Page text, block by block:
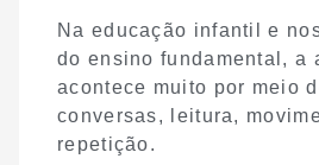
Na educação infantil e
do ensino fundamental, a
acontece muito por meio
conversas, leitura,
repetição.